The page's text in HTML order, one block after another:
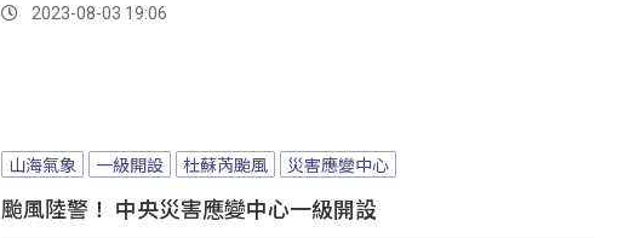
2023-08-03 19:06
山海氣象 一級開設 杜蘇芮颱風 災害應變中心
颱風陸警！ 中央災害應變中心一級開設